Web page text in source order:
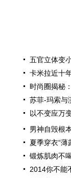
五官立体变
卡米拉近十
时尚圈揭秘
苏菲-玛索与
以不变应万
男神自毁根
夏季穿衣“薄
锻炼肌肉不
2014你不能